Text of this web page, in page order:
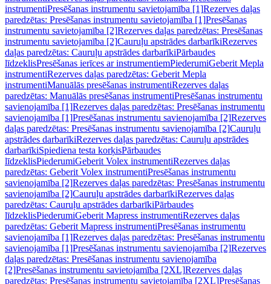
instrumentiPresēšanas instrumentu savietojamība [1]Rezerves daļas
paredzētas: Presēšanas instrumentu savietojamība [1]Presēšanas
instrumentu savietojamība [2]Rezerves daļas paredzētas: Presēšanas
instrumentu savietojamība [2]Cauruļu apstrādes darbarīkiRezerves
daļas paredzētas: Cauruļu apstrādes darbarīkiPārbaudes
līdzeklisPresēšanas ierīces ar instrumentiemPiederumiGeberit Mepla
instrumentiRezerves daļas paredzētas: Geberit Mepla
instrumentiManuālās presēšanas instrumentiRezerves daļas
paredzētas: Manuālās presēšanas instrumentiPresēšanas instrumentu
savienojamība [1]Rezerves daļas paredzētas: Presēšanas instrumentu
savienojamība [1]Presēšanas instrumentu savienojamība [2]Rezerves
daļas paredzētas: Presēšanas instrumentu savienojamība [2]Cauruļu
apstrādes darbarīkiRezerves daļas paredzētas: Cauruļu apstrādes
darbarīkiSpiediena testa korķisPārbaudes
līdzeklisPiederumiGeberit Volex instrumentiRezerves daļas
paredzētas: Geberit Volex instrumentiPresēšanas instrumentu
savienojamība [2]Rezerves daļas paredzētas: Presēšanas instrumentu
savienojamība [2]Cauruļu apstrādes darbarīkiRezerves daļas
paredzētas: Cauruļu apstrādes darbarīkiPārbaudes
līdzeklisPiederumiGeberit Mapress instrumentiRezerves daļas
paredzētas: Geberit Mapress instrumentiPresēšanas instrumentu
savienojamība [1]Rezerves daļas paredzētas: Presēšanas instrumentu
savienojamība [1]Presēšanas instrumentu savienojamība [2]Rezerves
daļas paredzētas: Presēšanas instrumentu savienojamība
[2]Presēšanas instrumentu savietojamība [2XL]Rezerves daļas
paredzētas: Presēšanas instrumentu savietojamība [2XL]Presēšanas